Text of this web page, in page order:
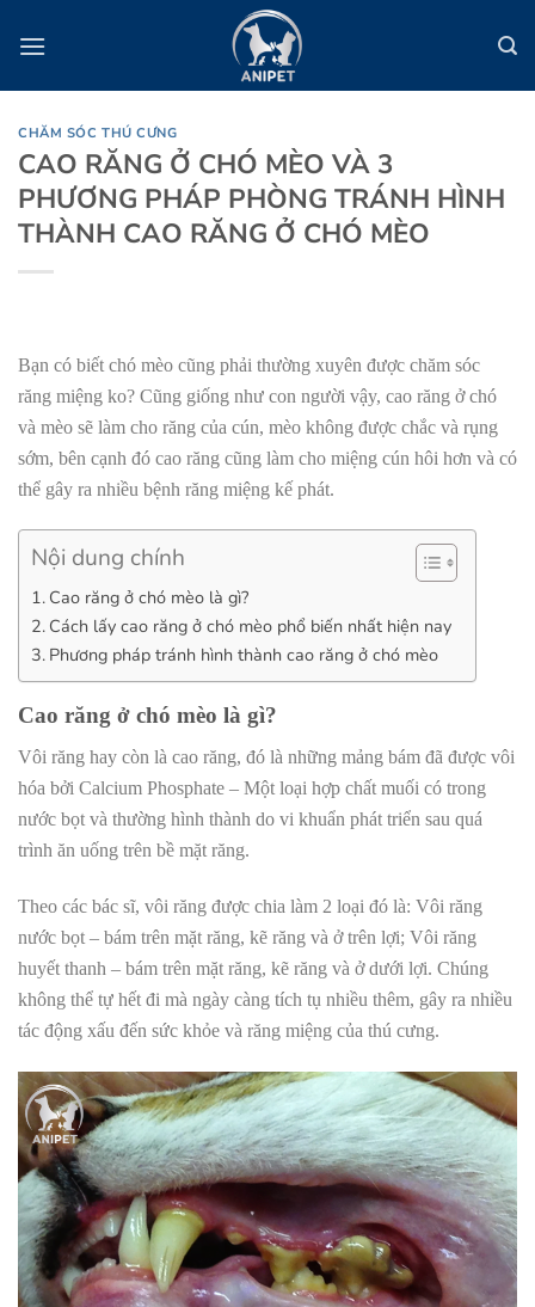
qua
CHĂM SÓC THÚ CƯNG
CAO RĂNG Ở CHÓ MÈO VÀ 3
PHƯƠNG PHÁP PHÒNG TRÁNH HÌNH
THÀNH CAO RĂNG Ở CHÓ MÈO
Bạn có biết chó mèo cũng phải thường xuyên được chăm sóc
răng miệng ko? Cũng giống như con người vậy, cao răng ở chó
và mèo sẽ làm cho răng của cún, mèo không được chắc và rụng
sớm, bên cạnh đó cao răng cũng làm cho miệng cún hôi hơn và có
thể gây ra nhiều bệnh răng miệng kế phát.
Nội dung chính
Cao răng ở chó mèo là gì?
Cách lấy cao răng ở chó mèo phổ biến nhất hiện nay
Phương pháp tránh hình thành cao răng ở chó mèo
Cao răng ở chó mèo là gì?
Vôi răng hay còn là cao răng, đó là những mảng bám đã được vôi
hóa bởi Calcium Phosphate – Một loại hợp chất muối có trong
nước bọt và thường hình thành do vi khuẩn phát triển sau quá
trình ăn uống trên bề mặt răng.
Theo các bác sĩ, vôi răng được chia làm 2 loại đó là: Vôi răng
nước bọt – bám trên mặt răng, kẽ răng và ở trên lợi; Vôi răng
huyết thanh – bám trên mặt răng, kẽ răng và ở dưới lợi. Chúng
không thể tự hết đi mà ngày càng tích tụ nhiều thêm, gây ra nhiều
tác động xấu đến sức khỏe và răng miệng của thú cưng.